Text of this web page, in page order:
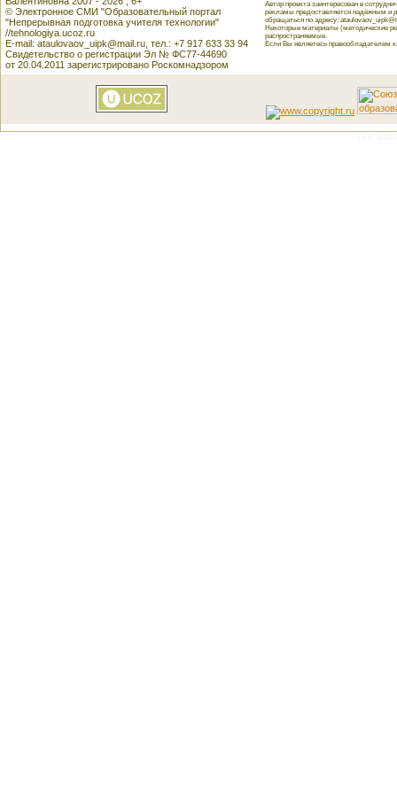
© Электронное СМИ "Образовательный портал
"Непрерывная подготовка учителя технологии"
//tehnologiya.ucoz.ru
E-mail: ataulovaov_uipk@mail.ru, тел.: +7 917 633 33 94
Свидетельство о регистрации Эл № ФС77-44690
от 20.04.2011 зарегистрировано Роскомнадзором
Автор проекта заинтересован в
рекламы предоставляется надёжным и
обращаться по адресу:
Некоторые материалы (методические
распространяемые.
Если Вы являетесь правообладателем